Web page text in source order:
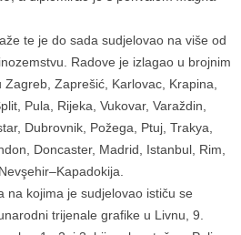
te je do sada sudjelovao na više od
Radove je izlagao u brojnim
Zaprešić, Karlovac, Krapina,
Pula, Rijeka, Vukovar, Varaždin,
Dubrovnik, Požega, Ptuj, Trakya,
Doncaster, Madrid, Istanbul, Rim,
na kojima je sudjelovao ističu se
trijenale grafike u Livnu, 9.